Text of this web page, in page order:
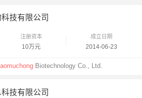
技有限公司
注册资本
10万元
成立日期
2014-06-23
Biotechnology Co., Ltd.
技有限公司